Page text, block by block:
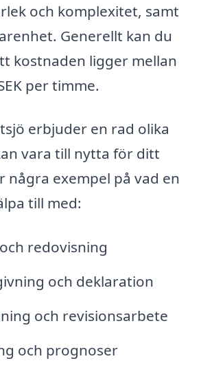
och komplexitet, samt
Generellt kan du
kostnaden ligger mellan
per timme.
erbjuder en rad olika
vara till nytta för ditt
några exempel på vad en
till med:
redovisning
och deklaration
och revisionsarbete
och prognoser